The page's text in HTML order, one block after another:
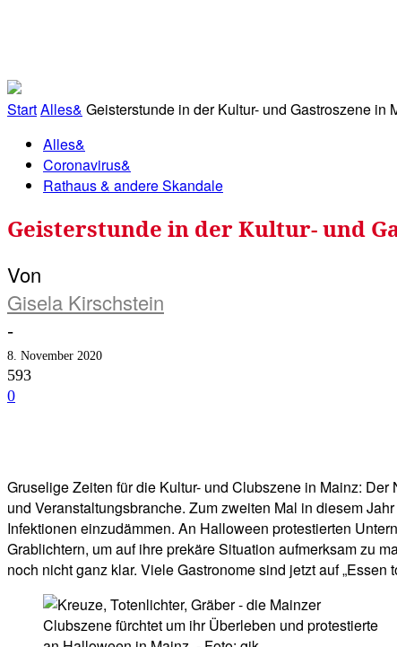
StartAlles& Geisterstunde in der Kultur- und Gastroszene in
Alles&
Coronavirus&
Rathaus & andere Skandale
Geisterstunde in der Kultur- und
Von
Gisela Kirschstein
-
8. November 2020
593
0
Gruselige Zeiten für die Kultur- und Clubszene in Mainz:
und Veranstaltungsbranche. Zum zweiten Mal in diesem
Infektionen einzudämmen. An Halloween protestierten
Grablichtern, um auf ihre prekäre Situation aufmerksam zu
noch nicht ganz klar. Viele Gastronome sind jetzt auf „Essen